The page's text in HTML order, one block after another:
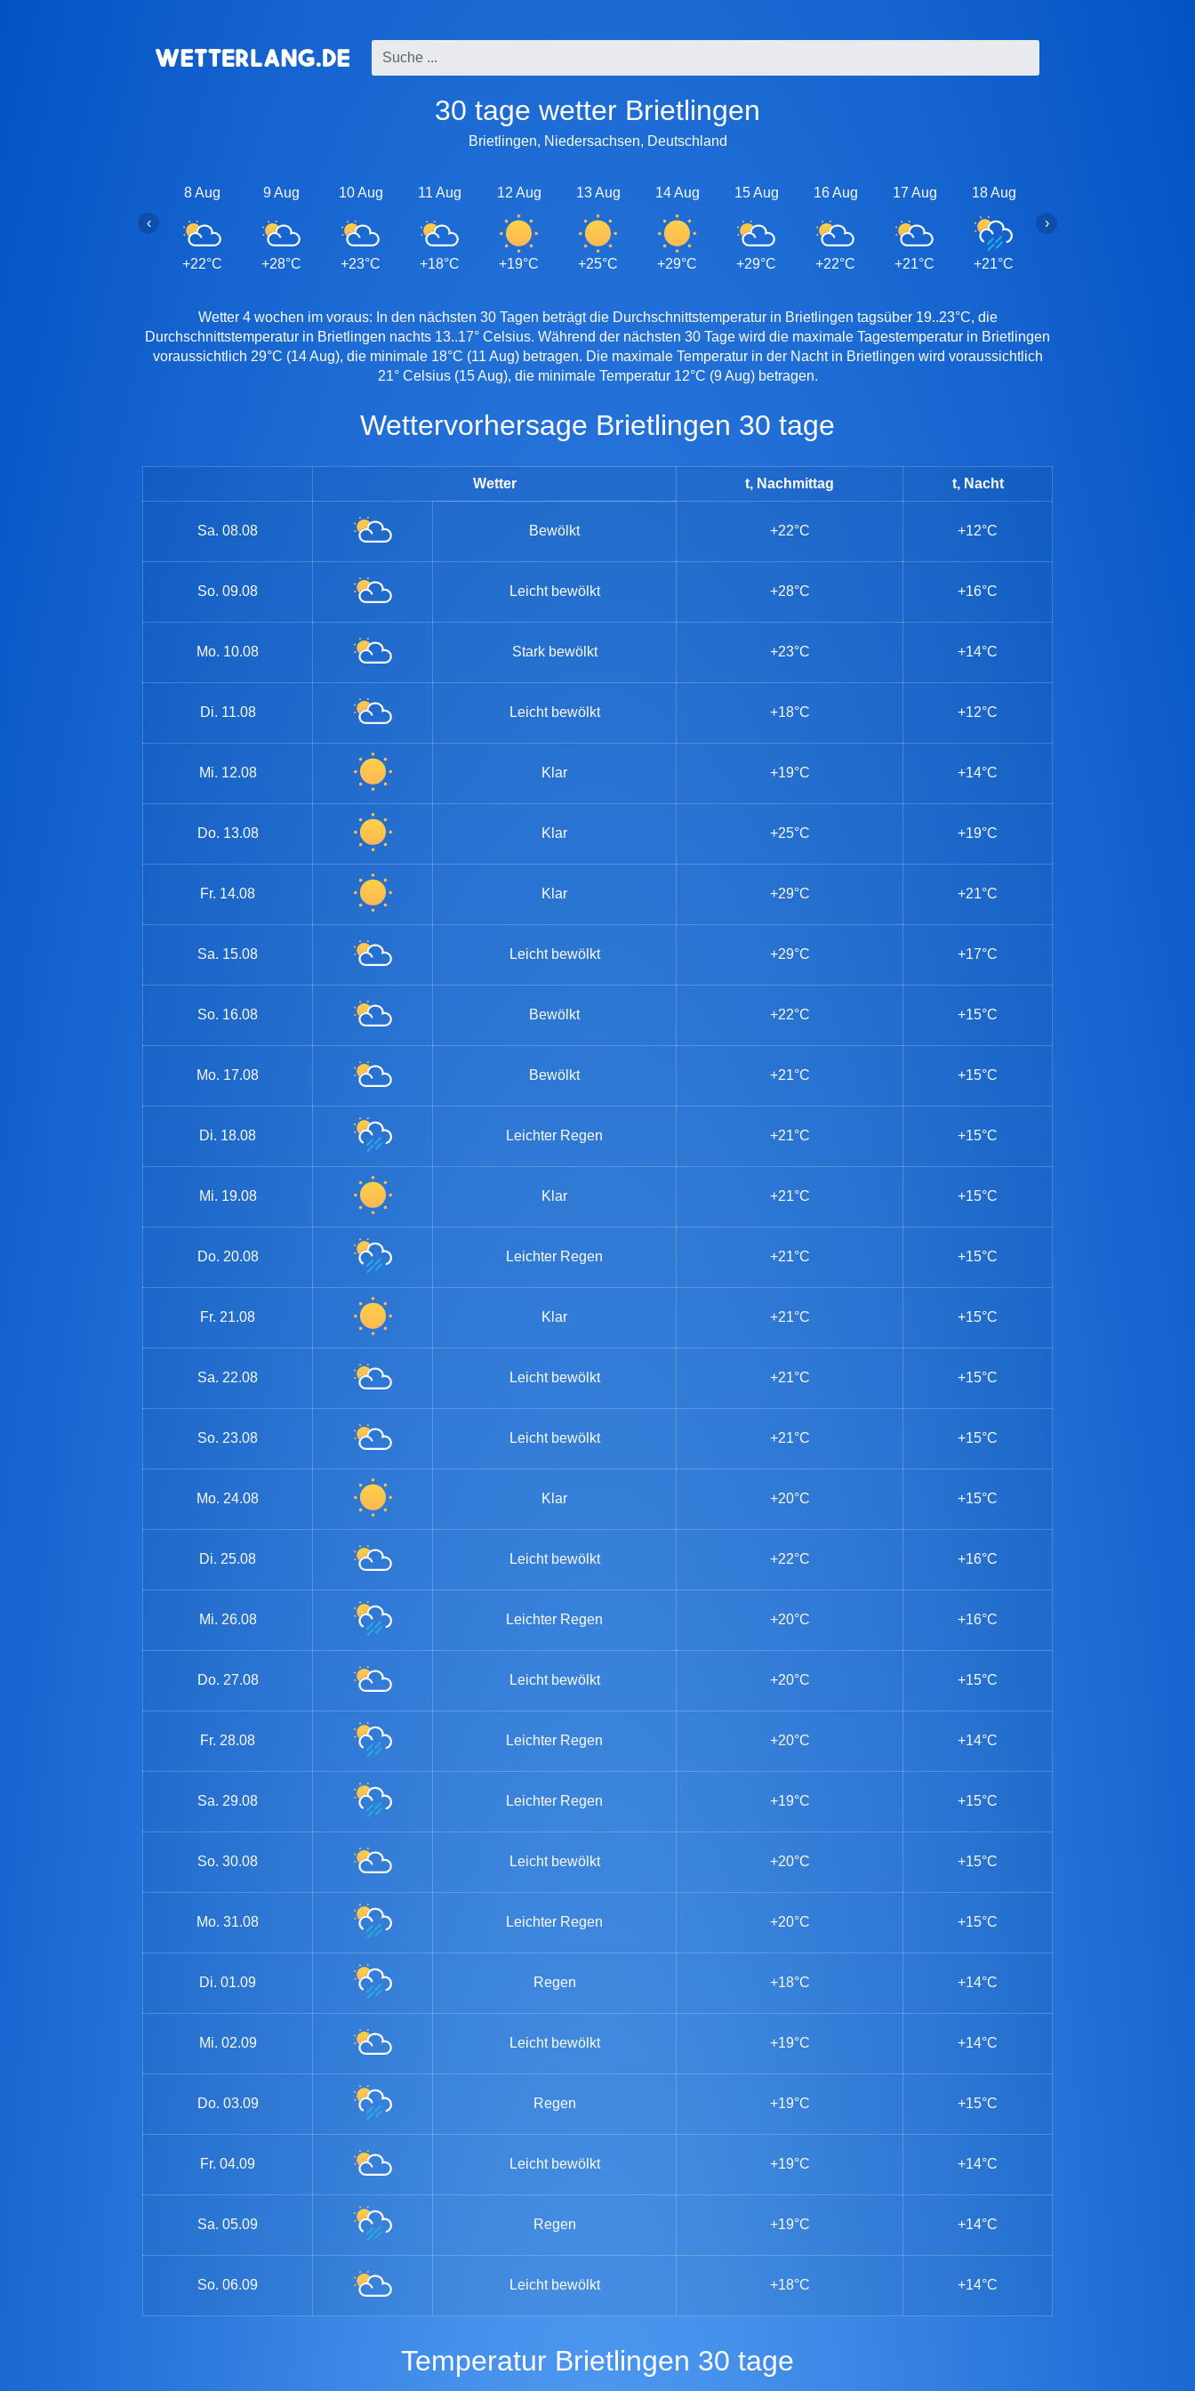
30 tage wetter Brietlingen
Brietlingen, Niedersachsen, Deutschland
8 Aug
+22°C
9 Aug
+28°C
10 Aug
+23°C
11 Aug
+18°C
12 Aug
+19°C
13 Aug
+25°C
14 Aug
+29°C
15 Aug
+29°C
16 Aug
+22°C
17 Aug
+21°C
18 Aug
+21°C
‹ ›
Wetter 4 wochen im voraus: In den nächsten 30 Tagen beträgt die Durchschnittstemperatur in Brietlingen tagsüber 19..23°C, die
Durchschnittstemperatur in Brietlingen nachts 13..17° Celsius. Während der nächsten 30 Tage wird die maximale Tagestemperatur in Brietlingen
voraussichtlich 29°C (14 Aug), die minimale 18°C (11 Aug) betragen. Die maximale Temperatur in der Nacht in Brietlingen wird voraussichtlich
21° Celsius (15 Aug), die minimale Temperatur 12°C (9 Aug) betragen.
Wettervorhersage Brietlingen 30 tage
Wetter t, Nachmittag t, Nacht
Sa. 08.08 Bewölkt +22°C +12°C
So. 09.08 Leicht bewölkt +28°C +16°C
Mo. 10.08 Stark bewölkt +23°C +14°C
Di. 11.08 Leicht bewölkt +18°C +12°C
Mi. 12.08 Klar +19°C +14°C
Do. 13.08 Klar +25°C +19°C
Fr. 14.08 Klar +29°C +21°C
Sa. 15.08 Leicht bewölkt +29°C +17°C
So. 16.08 Bewölkt +22°C +15°C
Mo. 17.08 Bewölkt +21°C +15°C
Di. 18.08 Leichter Regen +21°C +15°C
Mi. 19.08 Klar +21°C +15°C
Do. 20.08 Leichter Regen +21°C +15°C
Fr. 21.08 Klar +21°C +15°C
Sa. 22.08 Leicht bewölkt +21°C +15°C
So. 23.08 Leicht bewölkt +21°C +15°C
Mo. 24.08 Klar +20°C +15°C
Di. 25.08 Leicht bewölkt +22°C +16°C
Mi. 26.08 Leichter Regen +20°C +16°C
Do. 27.08 Leicht bewölkt +20°C +15°C
Fr. 28.08 Leichter Regen +20°C +14°C
Sa. 29.08 Leichter Regen +19°C +15°C
So. 30.08 Leicht bewölkt +20°C +15°C
Mo. 31.08 Leichter Regen +20°C +15°C
Di. 01.09 Regen +18°C +14°C
Mi. 02.09 Leicht bewölkt +19°C +14°C
Do. 03.09 Regen +19°C +15°C
Fr. 04.09 Leicht bewölkt +19°C +14°C
Sa. 05.09 Regen +19°C +14°C
So. 06.09 Leicht bewölkt +18°C +14°C
Temperatur Brietlingen 30 tage